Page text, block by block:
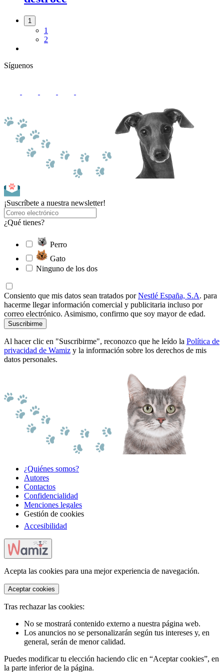
1
1
2
Síguenos
¡Suscríbete a nuestra newsletter!
¿Qué tienes?
Perro
Gato
Ninguno de los dos
Consiento que mis datos sean tratados porNestlé España, S.A. para
hacerme llegar información comercial y publicitaria incluso por
correo electrónico. Asimismo, confirmo que soy mayor de edad.
Suscribirme
Al hacer clic en "Suscribirme", reconozco que he leído la Política de
privacidad de Wamiz y la información sobre los derechos de mis
datos personales.
¿Quiénes somos?
Autores
Contactos
Confidencialidad
Menciones legales
Gestión de cookies
Accesibilidad
Acepta las cookies para una mejor experiencia de navegación.
Aceptar cookies
Tras rechazar las cookies:
No se mostrará contenido externo a nuestra página web.
Los anuncios no se personalizarán según tus intereses y, en
general, serán de menor calidad.
Puedes modificar tu elección haciendo clic en “Aceptar cookies”, en
la parte inferior de la página.